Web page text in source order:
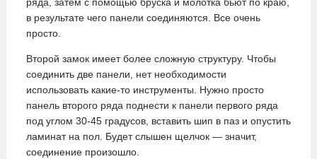
ряда, затем с помощью бруска и молотка бьют по краю,
в результате чего панели соединяются. Все очень
просто.
Второй замок имеет более сложную структуру. Чтобы
соединить две панели, нет необходимости
использовать какие-то инструменты. Нужно просто
панель второго ряда поднести к панели первого ряда
под углом 30-45 градусов, вставить шип в паз и опустить
ламинат на пол. Будет слышен щелчок — значит,
соединение произошло.